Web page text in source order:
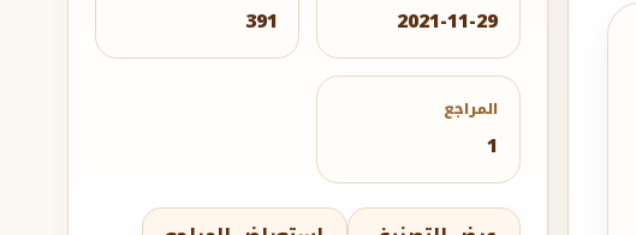
2021-11-29
391
المراجع
1